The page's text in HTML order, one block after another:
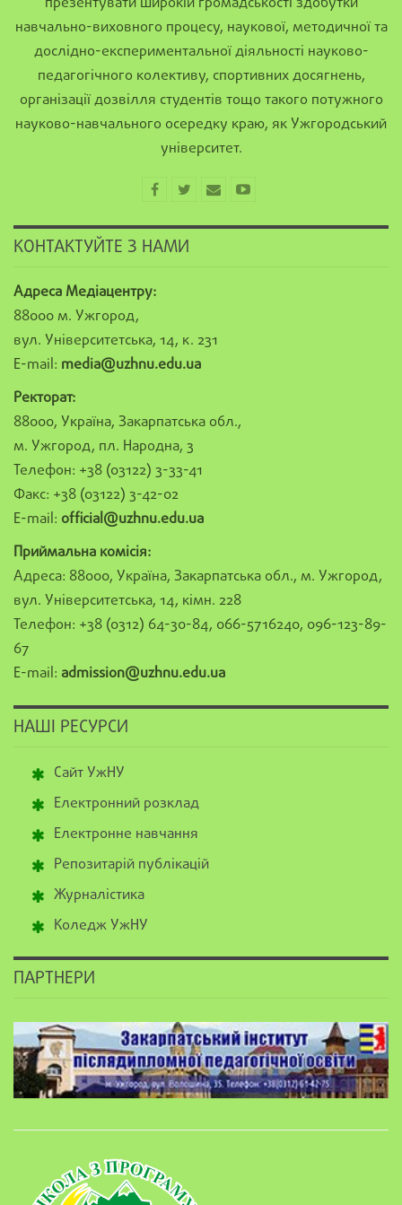
навчально-виховного процесу, наукової, методичної та
дослідно-експериментальної діяльності науково-
педагогічного колективу, спортивних досягнень,
організації дозвілля студентів тощо такого потужного
науково-навчального осередку краю, як Ужгородський
університет.
КОНТАКТУЙТЕ З НАМИ
Адреса Медіацентру:
88000 м. Ужгород,
вул. Університетська, 14, к. 231
E-mail: media@uzhnu.edu.ua
Ректорат:
88000, Україна, Закарпатська обл.,
м. Ужгород, пл. Народна, 3
Телефон: +38 (03122) 3-33-41
Факс: +38 (03122) 3-42-02
E-mail: official@uzhnu.edu.ua
Приймальна комісія:
Адреса: 88000, Україна, Закарпатська обл., м. Ужгород,
вул. Університетська, 14, кімн. 228
Телефон: +38 (0312) 64-30-84, 066-5716240, 096-123-89-
67
E-mail: admission@uzhnu.edu.ua
НАШІ РЕСУРСИ
Сайт УжНУ
Електронний розклад
Електронне навчання
Репозитарій публікацій
Журналістика
Коледж УжНУ
ПАРТНЕРИ